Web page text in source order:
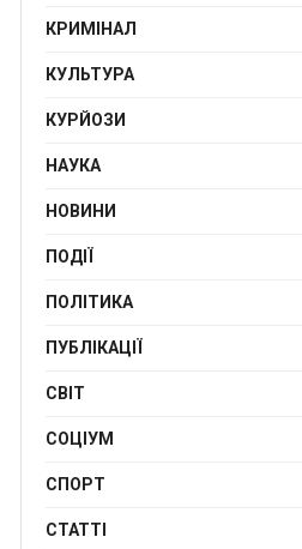
КРИМІНАЛ
КУЛЬТУРА
КУРЙОЗИ
НАУКА
НОВИНИ
ПОДІЇ
ПОЛІТИКА
ПУБЛІКАЦІЇ
СВІТ
СОЦІУМ
СПОРТ
СТАТТІ